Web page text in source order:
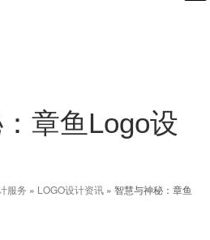
章鱼Logo设
服务 » LOGO设计资讯 » 智慧与神秘：章鱼